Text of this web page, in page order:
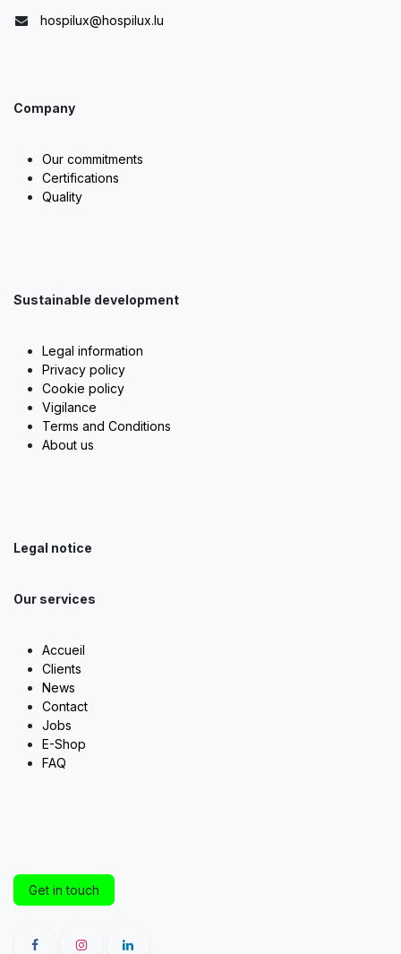
hospilux@hospilux.lu
Company
Our commitments
Certifications
Quality
Sustainable development
Legal information
Privacy policy
Cookie policy
Vigilance
Terms and Conditions
About us
Legal notice
Our services
Accueil
Clients
News
Contact
Jobs
E-Shop
FAQ
Get in touch